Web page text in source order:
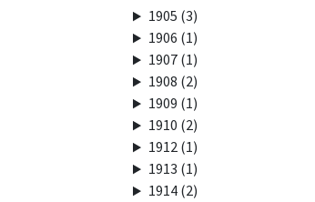
1905 (3)
1906 (1)
1907 (1)
1908 (2)
1909 (1)
1910 (2)
1912 (1)
1913 (1)
1914 (2)